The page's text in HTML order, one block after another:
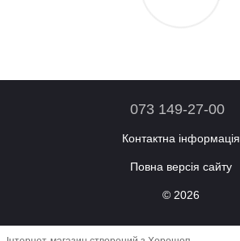
073 149-27-00
Контактна інформація
Повна версія сайту
© 2026